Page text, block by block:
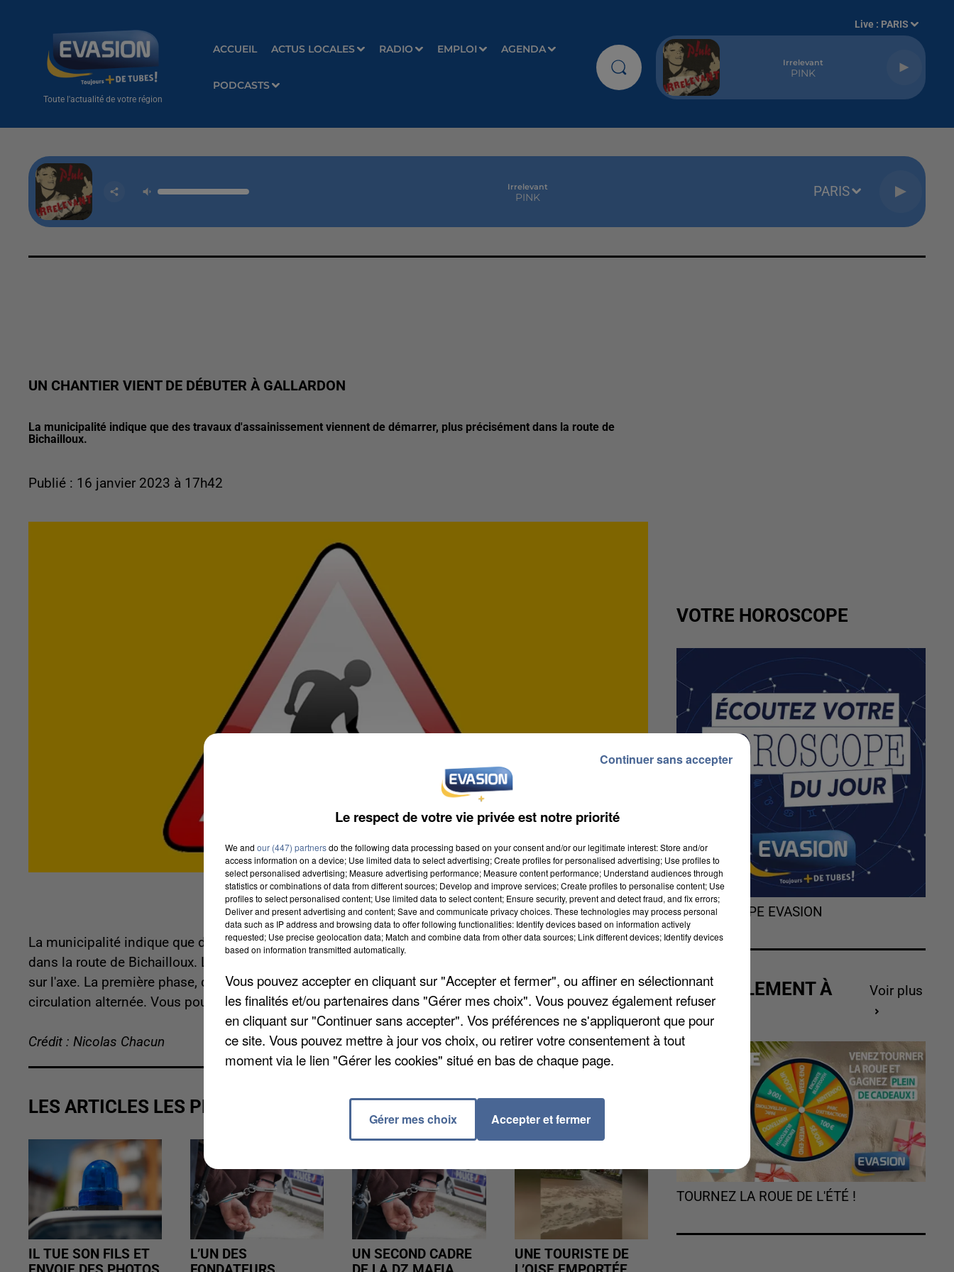
Toute l'actualité de votre région
ACCUEIL ACTUS LOCALES RADIO EMPLOI AGENDA
PODCASTS
Live : PARIS
Irrelevant
PINK
Irrelevant
PINK PARIS
UN CHANTIER VIENT DE DÉBUTER À GALLARDON
La municipalité indique que des travaux d'assainissement viennent de démarrer, plus précisément dans la route de
Bichailloux.
Publié : 16 janvier 2023 à 17h42
La municipalité indique que des travaux d'assainissement viennent de démarrer, plus précisément
dans la route de Bichailloux. L'intervention des ouvriers occasionne des changements de circulation
sur l'axe. La première phase, qui a débuté hier mardi 10 janvier, nécessite la mise en place de
circulation alternée. Vous pouvez retrouver plus de précisions sur www.ville-gallardon.fr.
Crédit : Nicolas Chacun
LES ARTICLES LES PLUS VUS
IL TUE SON FILS ET
L’UN DES
UN SECOND CADRE
UNE TOURISTE DE
VOTRE HOROSCOPE
L'HOROSCOPE EVASION
ACTUELLEMENT À
GAGNER
Voir plus
TOURNEZ LA ROUE DE L'ÉTÉ !
Le respect de votre vie privée est notre priorité
We and our (447) partnersdo the following data processing based on your consent and/or our legitimate interest: Store and/or
access information on a device; Use limited data to select advertising; Create profiles for personalised advertising; Use profiles to
select personalised advertising; Measure advertising performance; Measure content performance; Understand audiences through
statistics or combinations of data from different sources; Develop and improve services; Create profiles to personalise content; Use
profiles to select personalised content; Use limited data to select content; Ensure security, prevent and detect fraud, and fix errors;
Deliver and present advertising and content; Save and communicate privacy choices. These technologies may process personal
data such as IP address and browsing data to offer following functionalities: Identify devices based on information actively
requested; Use precise geolocation data; Match and combine data from other data sources; Link different devices; Identify devices
based on information transmitted automatically.
Vous pouvez accepter en cliquant sur "Accepter et fermer", ou affiner en sélectionnant
les finalités et/ou partenaires dans "Gérer mes choix". Vous pouvez également refuser
en cliquant sur "Continuer sans accepter". Vos préférences ne s'appliqueront que pour
ce site. Vous pouvez mettre à jour vos choix, ou retirer votre consentement à tout
moment via le lien "Gérer les cookies" situé en bas de chaque page.
Gérer mes choix Accepter et fermer
Continuer sans accepter